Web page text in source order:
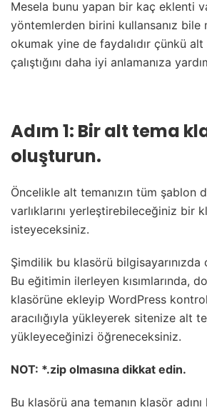
Mesela bunu yapan bir kaç eklenti
yöntemlerden birini kullansanız bile
okumak yine de faydalıdır çünkü alt
çalıştığını daha iyi anlamanıza
Adım 1: Bir alt tema
oluşturun.
Öncelikle alt temanızın tüm şablon
varlıklarını yerleştirebileceğiniz bir
isteyeceksiniz.
Şimdilik bu klasörü
Bu eğitimin ilerleyen kısımlarında,
klasörüne ekleyip WordPress
aracılığıyla yükleyerek sitenize alt
yükleyeceğinizi öğreneceksiniz.
NOT: *.zip olmasına dikkat edin.
Bu klasörü ana temanın klasör